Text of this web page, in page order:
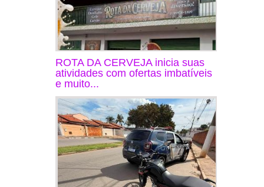
ROTA DA CERVEJA inicia suas
atividades com ofertas imbatíveis
e muito...